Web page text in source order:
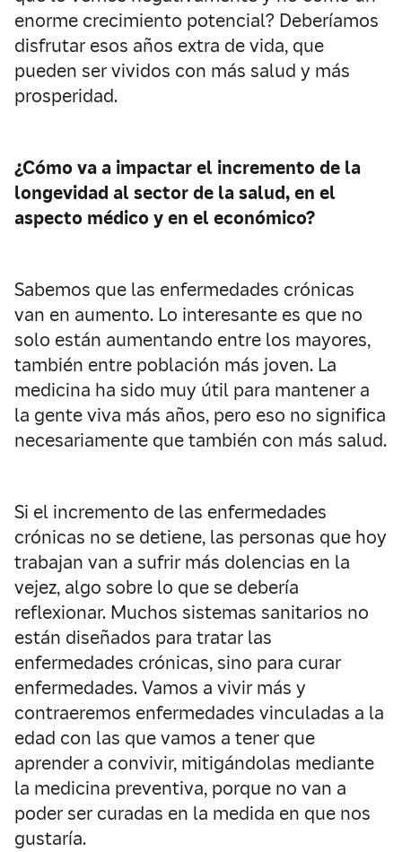
enorme crecimiento potencial? Deberíamos
disfrutar esos años extra de vida, que
pueden ser vividos con más salud y más
prosperidad.
¿Cómo va a impactar el incremento de la
longevidad al sector de la salud, en el
aspecto médico y en el económico?
Sabemos que las enfermedades crónicas
van en aumento. Lo interesante es que no
solo están aumentando entre los mayores,
también entre población más joven. La
medicina ha sido muy útil para mantener a
la gente viva más años, pero eso no significa
necesariamente que también con más salud.
Si el incremento de las enfermedades
crónicas no se detiene, las personas que hoy
trabajan van a sufrir más dolencias en la
vejez, algo sobre lo que se debería
reflexionar. Muchos sistemas sanitarios no
están diseñados para tratar las
enfermedades crónicas, sino para curar
enfermedades. Vamos a vivir más y
contraeremos enfermedades vinculadas a la
edad con las que vamos a tener que
aprender a convivir, mitigándolas mediante
la medicina preventiva, porque no van a
poder ser curadas en la medida en que nos
gustaría.